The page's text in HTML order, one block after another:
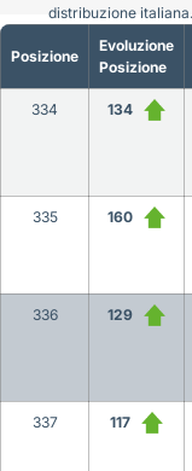
Posizione
Evoluzione
Posizione
334 134
335 160
336 129
337 117
distribuzione